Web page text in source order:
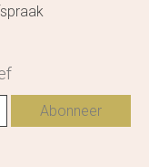
Abonneer